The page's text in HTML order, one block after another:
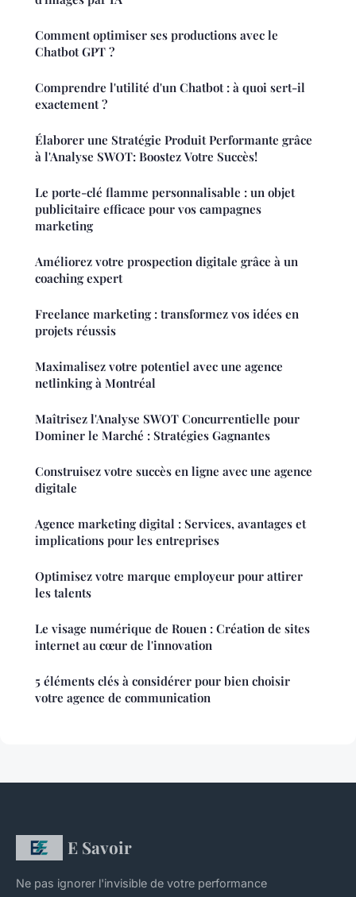
Comment optimiser ses productions avec le
Chatbot GPT ?
Comprendre l'utilité d'un Chatbot : à quoi sert-il
exactement ?
Élaborer une Stratégie Produit Performante grâce
à l'Analyse SWOT: Boostez Votre Succès!
Le porte-clé flamme personnalisable : un objet
publicitaire efficace pour vos campagnes
marketing
Améliorez votre prospection digitale grâce à un
coaching expert
Freelance marketing : transformez vos idées en
projets réussis
Maximalisez votre potentiel avec une agence
netlinking à Montréal
Maîtrisez l'Analyse SWOT Concurrentielle pour
Dominer le Marché : Stratégies Gagnantes
Construisez votre succès en ligne avec une agence
digitale
Agence marketing digital : Services, avantages et
implications pour les entreprises
Optimisez votre marque employeur pour attirer
les talents
Le visage numérique de Rouen : Création de sites
internet au cœur de l'innovation
5 éléments clés à considérer pour bien choisir
votre agence de communication
E Savoir
Ne pas ignorer l'invisible de votre performance